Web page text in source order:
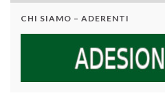
CHI SIAMO – ADERENTI